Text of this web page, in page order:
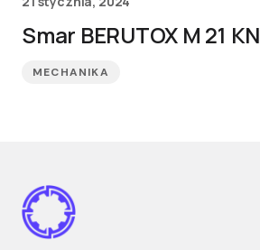
Smar BERUTOX M 21 KN
MECHANIKA